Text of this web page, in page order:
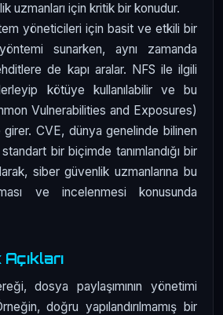
uzmanları için kritik bir konudur.
yöneticileri için basit ve etkili bir
sunarken, aynı zamanda
de kapı aralar. NFS ile ilgili
kötüye kullanılabilir ve bu
Vulnerabilities and Exposures)
CVE, dünya genelinde bilinen
standart bir biçimde tanımlandığı bir
siber güvenlik uzmanlarına bu
ve incelenmesi konusunda
dosya paylaşımının yönetimi
doğru yapılandırılmamış bir